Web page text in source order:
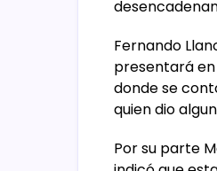
Fernando
presentará en
donde se
quien dio
Por su parte